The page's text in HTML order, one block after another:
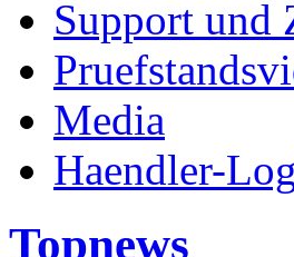
Support und
Media
Haendler-
Topnews